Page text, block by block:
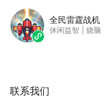
全民雷霆战机
休闲益智 烧脑
联系我们